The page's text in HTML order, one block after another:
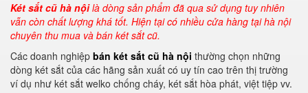
Két sắt cũ hà nộilà dòng sản phẩm đã qua sử dụng tuy nhiên
vẫn còn chất lượng khá tốt. Hiện tại có nhiều cửa hàng tại hà nội
chuyên thu mua và bán két sắt cũ.
Các doanh nghiệp bán két sắt cũ hà nội thường chọn những
dòng két sắt của các hãng sản xuất có uy tín cao trên thị trường
ví dụ như két sắt welko chống cháy, két sắt hòa phát, việt tiệp vv.